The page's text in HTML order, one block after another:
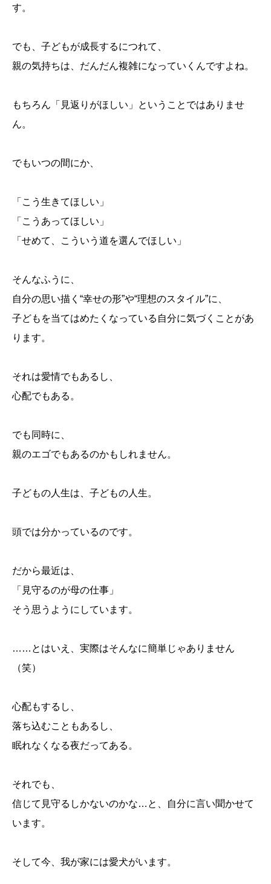
す。
でも、子どもが成長するにつれて、
親の気持ちは、だんだん複雑になっていくんですよね。
もちろん「見返りがほしい」ということではありませ
ん。
でもいつの間にか、
「こう生きてほしい」
「こうあってほしい」
「せめて、こういう道を選んでほしい」
そんなふうに、
自分の思い描く“幸せの形”や“理想のスタイル”に、
子どもを当てはめたくなっている自分に気づくことがあ
ります。
それは愛情でもあるし、
心配でもある。
でも同時に、
親のエゴでもあるのかもしれません。
子どもの人生は、子どもの人生。
頭では分かっているのです。
だから最近は、
「見守るのが母の仕事」
そう思うようにしています。
……とはいえ、実際はそんなに簡単じゃありません
（笑）
心配もするし、
落ち込むこともあるし、
眠れなくなる夜だってある。
それでも、
信じて見守るしかないのかな…と、自分に言い聞かせて
います。
そして今、我が家には愛犬がいます。